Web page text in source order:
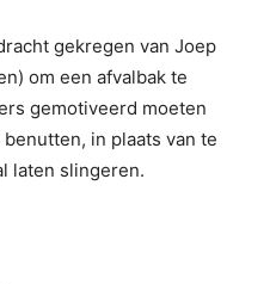
gekregen van Joep
om een afvalbak te
gemotiveerd moeten
in plaats van te
laten slingeren.